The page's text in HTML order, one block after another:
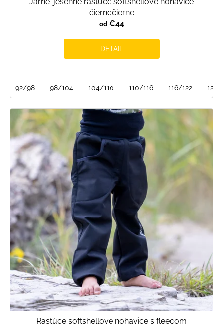
čiernočierne
od€44
DETAIL
92/98 98/104 104/110 110/116 116/122 122/
Rastúce softshellové nohavice s fleecom